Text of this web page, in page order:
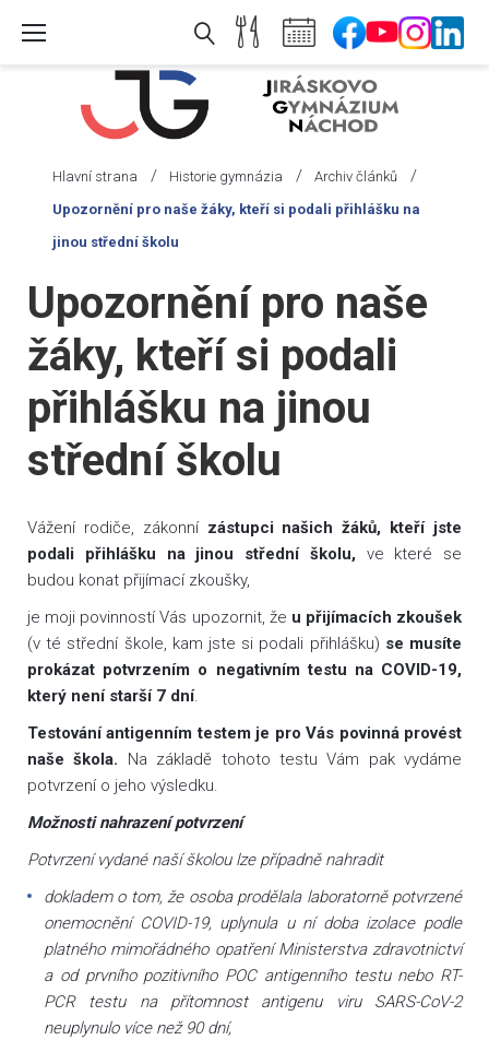
Hlavní strana / Historie gymnázia / Archiv článků /
Upozornění pro naše žáky, kteří si podali přihlášku na
jinou střední školu
Upozornění pro naše
žáky, kteří si podali
přihlášku na jinou
střední školu
Vážení rodiče, zákonní zástupci našich žáků, kteří jste
podali přihlášku na jinou střední školu, ve které se
budou konat přijímací zkoušky,
je moji povinností Vás upozornit, že u přijímacích zkoušek
(v té střední škole, kam jste si podali přihlášku) se musíte
prokázat potvrzením o negativním testu na COVID-19,
který není starší 7 dní.
Testování antigenním testem je pro Vás povinná provést
naše škola. Na základě tohoto testu Vám pak vydáme
potvrzení o jeho výsledku.
Možnosti nahrazení potvrzení
Potvrzení vydané naší školou lze případně nahradit
dokladem o tom, že osoba prodělala laboratorně potvrzené
onemocnění COVID-19, uplynula u ní doba izolace podle
platného mimořádného opatření Ministerstva zdravotnictví
a od prvního pozitivního POC antigenního testu nebo RT-
PCR testu na přítomnost antigenu viru SARS-CoV-2
neuplynulo více než 90 dní,